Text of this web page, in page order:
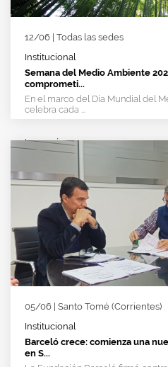
12/06 | Todas las sedes
Institucional
Semana del Medio Ambiente
comprometi...
En el marco del Día Mundial del
celebra cada ...
Leer más >
05/06 | Santo Tomé (Corrientes)
Institucional
Barceló crece: comienza una
en S...